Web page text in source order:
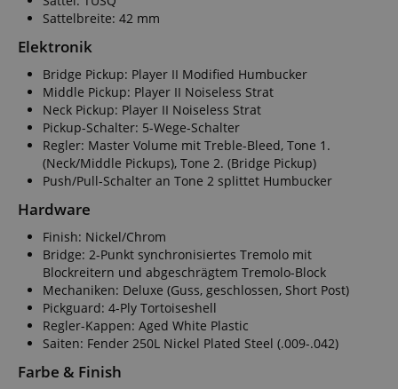
Sattelbreite: 42 mm
Elektronik
Bridge Pickup: Player II Modified Humbucker
Middle Pickup: Player II Noiseless Strat
Neck Pickup: Player II Noiseless Strat
Pickup-Schalter: 5-Wege-Schalter
Regler: Master Volume mit Treble-Bleed, Tone 1.
(Neck/Middle Pickups), Tone 2. (Bridge Pickup)
Push/Pull-Schalter an Tone 2 splittet Humbucker
Hardware
Finish: Nickel/Chrom
Bridge: 2-Punkt synchronisiertes Tremolo mit
Blockreitern und abgeschrägtem Tremolo-Block
Mechaniken: Deluxe (Guss, geschlossen, Short Post)
Pickguard: 4-Ply Tortoiseshell
Regler-Kappen: Aged White Plastic
Saiten: Fender 250L Nickel Plated Steel (.009-.042)
Farbe & Finish